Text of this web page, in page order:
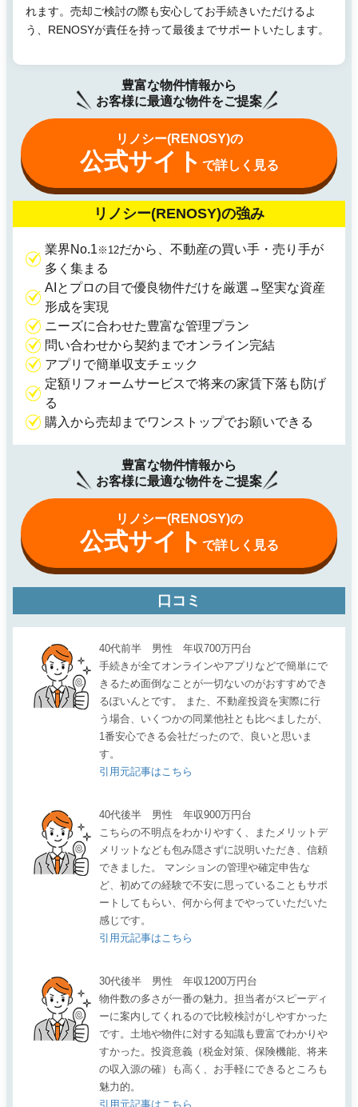
れます。売却ご検討の際も安心してお手続きいただけるよ
う、RENOSYが責任を持って最後までサポートいたします。
豊富な物件情報から
お客様に最適な物件をご提案
リノシー(RENOSY)の
公式サイト で詳しく見る
リノシー(RENOSY)の強み
業界No.1 ※12だから、不動産の買い手・売り手が
多く集まる
AIとプロの目で優良物件だけを厳選→堅実な資産
形成を実現
ニーズに合わせた豊富な管理プラン
問い合わせから契約までオンライン完結
アプリで簡単収支チェック
定額リフォームサービスで将来の家賃下落も防げ
る
購入から売却までワンストップでお願いできる
豊富な物件情報から
お客様に最適な物件をご提案
リノシー(RENOSY)の
公式サイト で詳しく見る
口コミ
40代前半 男性 年収700万円台
手続きが全てオンラインやアプリなどで簡単にで
きるため面倒なことが一切ないのがおすすめでき
るぽいんとです。 また、不動産投資を実際に行
う場合、いくつかの同業他社とも比べましたが、
1番安心できる会社だったので、良いと思いま
す。
引用元記事はこちら
40代後半 男性 年収900万円台
こちらの不明点をわかりやすく、またメリットデ
メリットなども包み隠さずに説明いただき、信頼
できました。 マンションの管理や確定申告な
ど、初めての経験で不安に思っていることもサポ
ートしてもらい、何から何までやっていただいた
感じです。
引用元記事はこちら
30代後半 男性 年収1200万円台
物件数の多さが一番の魅力。担当者がスピーディ
ーに案内してくれるので比較検討がしやすかった
です。土地や物件に対する知識も豊富でわかりや
すかった。投資意義（税金対策、保険機能、将来
の収入源の確）も高く、お手軽にできるところも
魅力的。
引用元記事はこちら